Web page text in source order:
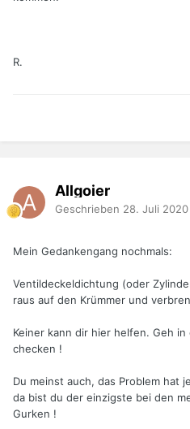
R.
Allgoier
Geschrieben 28. Juli 2020
Mein Gedankengang nochmals:
Ventildeckeldichtung (oder
raus auf den Krümmer und
Keiner kann dir hier helfen. Geh
checken !
Du meinst auch, das Problem hat
da bist du der einzigste bei den
Gurken !